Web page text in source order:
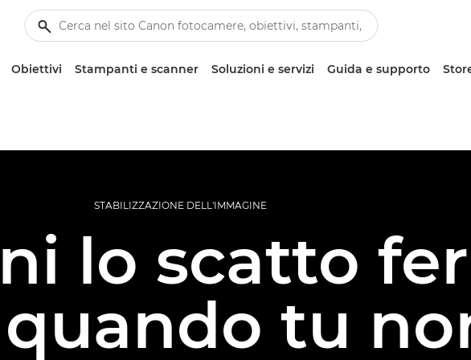
Obiettivi Stampanti e scanner Soluzioni e servizi Guida e supporto
STABILIZZAZIONE DELL'IMMAGINE
lo scatto
tu